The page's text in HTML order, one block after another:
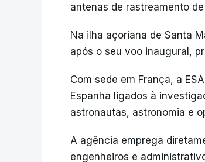
antenas de rastreamento
Na ilha açoriana de Santa
após o seu voo inaugural,
Com sede em França, a
Espanha ligados à
astronautas, astronomia e
A agência emprega
engenheiros e